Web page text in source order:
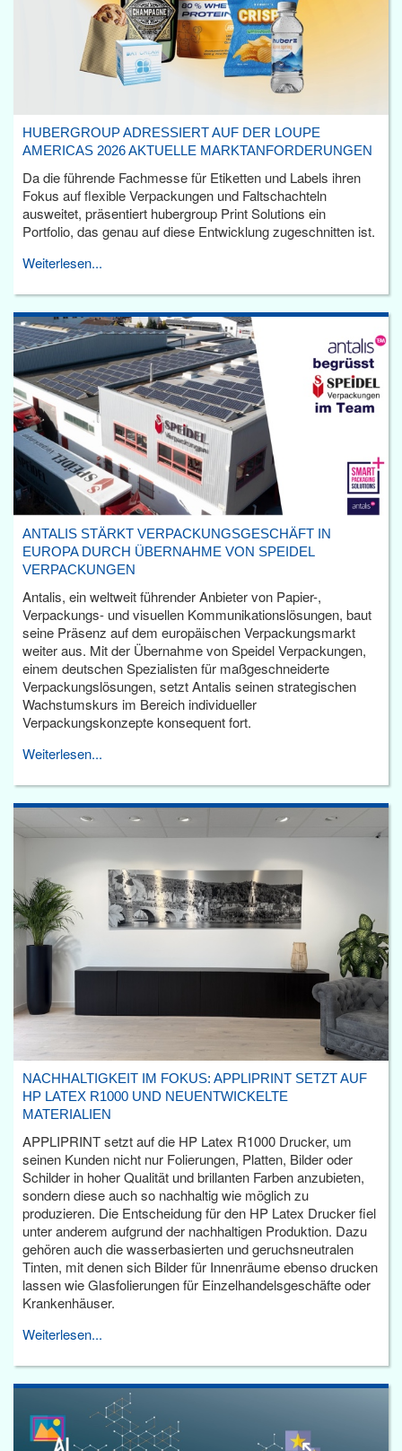
HUBERGROUP ADRESSIERT AUF DER LOUPE
AMERICAS 2026 AKTUELLE MARKTANFORDERUNGEN
Da die führende Fachmesse für Etiketten und Labels ihren
Fokus auf flexible Verpackungen und Faltschachteln
ausweitet, präsentiert hubergroup Print Solutions ein
Portfolio, das genau auf diese Entwicklung zugeschnitten ist.
Weiterlesen...
ANTALIS STÄRKT VERPACKUNGSGESCHÄFT IN
EUROPA DURCH ÜBERNAHME VON SPEIDEL
VERPACKUNGEN
Antalis, ein weltweit führender Anbieter von Papier-,
Verpackungs- und visuellen Kommunikationslösungen, baut
seine Präsenz auf dem europäischen Verpackungsmarkt
weiter aus. Mit der Übernahme von Speidel Verpackungen,
einem deutschen Spezialisten für maßgeschneiderte
Verpackungslösungen, setzt Antalis seinen strategischen
Wachstumskurs im Bereich individueller
Verpackungskonzepte konsequent fort.
Weiterlesen...
NACHHALTIGKEIT IM FOKUS: APPLIPRINT SETZT AUF
HP LATEX R1000 UND NEUENTWICKELTE
MATERIALIEN
APPLIPRINT setzt auf die HP Latex R1000 Drucker, um
seinen Kunden nicht nur Folierungen, Platten, Bilder oder
Schilder in hoher Qualität und brillanten Farben anzubieten,
sondern diese auch so nachhaltig wie möglich zu
produzieren. Die Entscheidung für den HP Latex Drucker fiel
unter anderem aufgrund der nachhaltigen Produktion. Dazu
gehören auch die wasserbasierten und geruchsneutralen
Tinten, mit denen sich Bilder für Innenräume ebenso drucken
lassen wie Glasfolierungen für Einzelhandelsgeschäfte oder
Krankenhäuser.
Weiterlesen...